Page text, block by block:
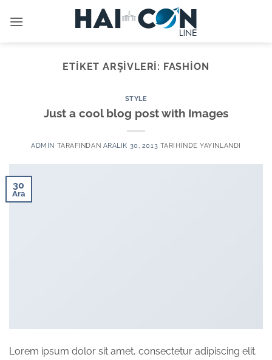
atla
ETIKET ARŞIVLERI: FASHION
STYLE
Just a cool blog post with Images
ADMIN TARAFINDAN ARALIK 30, 2013 TARIHINDE YAYINLANDI
30
Ara
Lorem ipsum dolor sit amet, consectetur adipiscing elit.